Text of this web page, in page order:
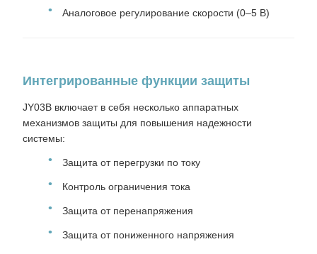
Аналоговое регулирование скорости (0–5 В)
Интегрированные функции защиты
JY03B включает в себя несколько аппаратных
механизмов защиты для повышения надежности
системы:
Защита от перегрузки по току
Контроль ограничения тока
Защита от перенапряжения
Защита от пониженного напряжения